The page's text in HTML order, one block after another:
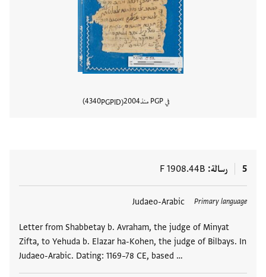
في PGP منذ 2004
PGPID
4340
5 رسالة F 1908.44B
Primary language
Judaeo-Arabic
Letter from Shabbetay b. Avraham, the judge of Minyat
Zifta, to Yehuda b. Elazar ha-Kohen, the judge of Bilbays. In
Judaeo-Arabic. Dating: 1169–78 CE, based …
العلامات